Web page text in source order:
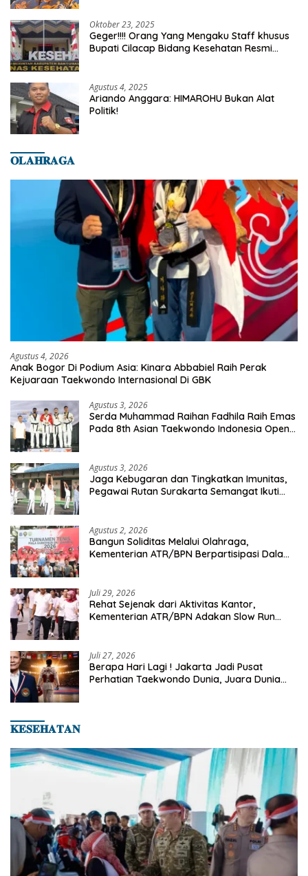
Oktober 23, 2025
Geger!!!! Orang Yang Mengaku Staff khusus
Bupati Cilacap Bidang Kesehatan Resmi
Agustus 4, 2025
Ariando Anggara: HIMAROHU Bukan Alat
Politik!
𝐎𝐋𝐀𝐇𝐑𝐀𝐆𝐀
Agustus 4, 2026
Anak Bogor Di Podium Asia: Kinara Abbabiel Raih Perak
Kejuaraan Taekwondo Internasional Di GBK
Agustus 3, 2026
Serda Muhammad Raihan Fadhila Raih Emas
Pada 8th Asian Taekwondo Indonesia Open
Agustus 3, 2026
Jaga Kebugaran dan Tingkatkan Imunitas,
Pegawai Rutan Surakarta Semangat Ikuti
Agustus 2, 2026
Bangun Soliditas Melalui Olahraga,
Kementerian ATR/BPN Berpartisipasi Dalam
Juli 29, 2026
Rehat Sejenak dari Aktivitas Kantor,
Kementerian ATR/BPN Adakan Slow Run
Juli 27, 2026
Berapa Hari Lagi ! Jakarta Jadi Pusat
Perhatian Taekwondo Dunia, Juara Dunia
𝐊𝐄𝐒𝐄𝐇𝐀𝐓𝐀𝐍